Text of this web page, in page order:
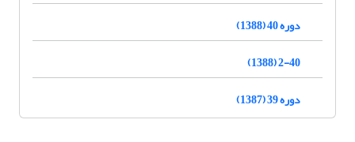
دوره 40 (1388)
2-40 (1388)
دوره 39 (1387)